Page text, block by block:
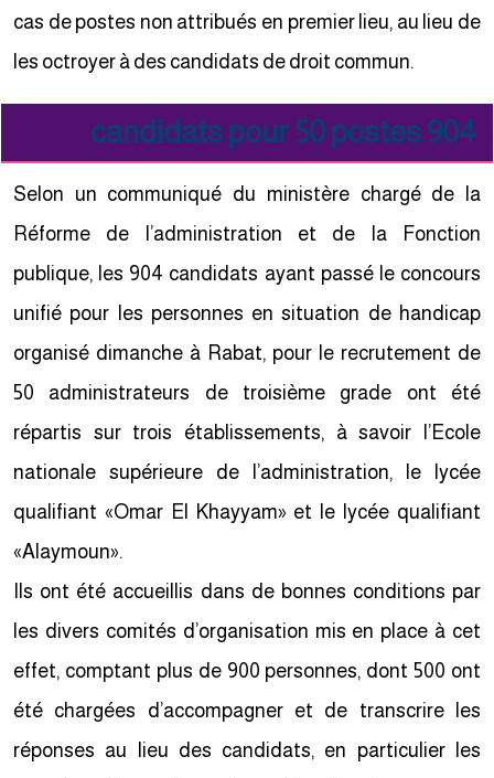
cas de postes non attribués en premier lieu, au lieu de
les octroyer à des candidats de droit commun.
904 candidats pour 50 postes
Selon un communiqué du ministère chargé de la
Réforme de l’administration et de la Fonction
publique, les 904 candidats ayant passé le concours
unifié pour les personnes en situation de handicap
organisé dimanche à Rabat, pour le recrutement de
50 administrateurs de troisième grade ont été
répartis sur trois établissements, à savoir l’Ecole
nationale supérieure de l’administration, le lycée
qualifiant «Omar El Khayyam» et le lycée qualifiant
«Alaymoun».
Ils ont été accueillis dans de bonnes conditions par
les divers comités d’organisation mis en place à cet
effet, comptant plus de 900 personnes, dont 500 ont
été chargées d’accompagner et de transcrire les
réponses au lieu des candidats, en particulier les